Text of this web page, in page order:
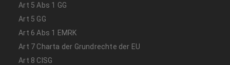
Art 5 Abs 1 GG
Art 5 GG
Art 6 Abs 1 EMRK
Art 7 Charta der Grundrechte der EU
Art 8 CISG